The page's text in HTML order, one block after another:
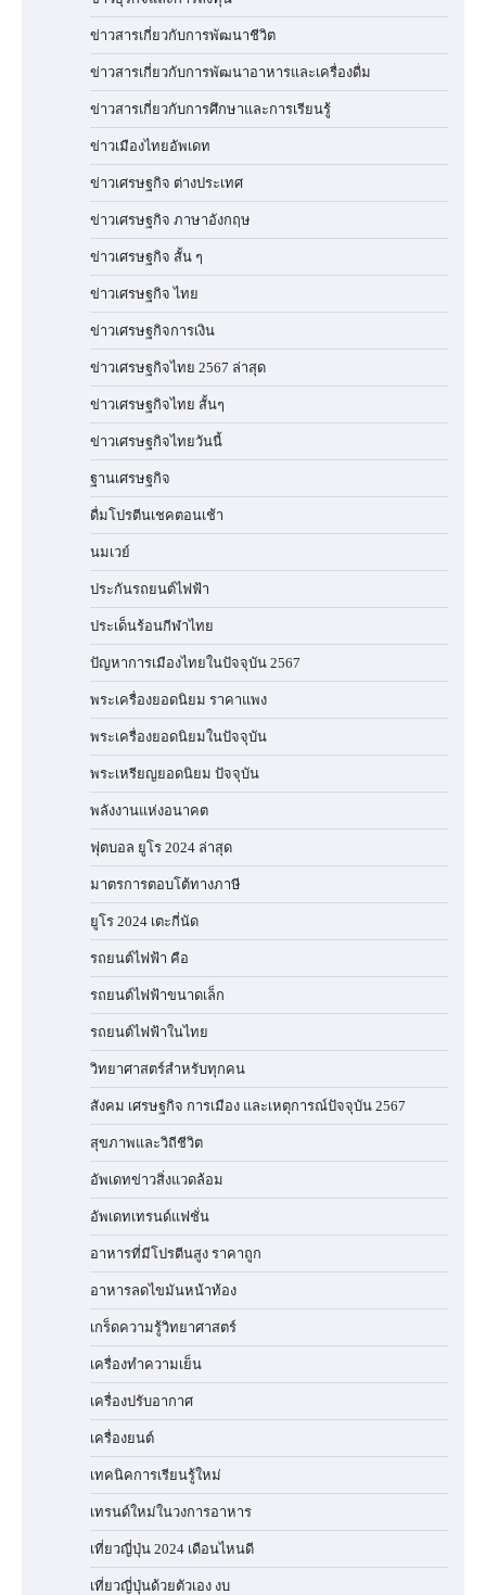
ข่าวสารเกี่ยวกับการพัฒนาชีวิต
ข่าวสารเกี่ยวกับการพัฒนาอาหารและเครื่องดื่ม
ข่าวสารเกี่ยวกับการศึกษาและการเรียนรู้
ข่าวเมืองไทยอัพเดท
ข่าวเศรษฐกิจ ต่างประเทศ
ข่าวเศรษฐกิจ ภาษาอังกฤษ
ข่าวเศรษฐกิจ สั้น ๆ
ข่าวเศรษฐกิจ ไทย
ข่าวเศรษฐกิจการเงิน
ข่าวเศรษฐกิจไทย 2567 ล่าสุด
ข่าวเศรษฐกิจไทย สั้นๆ
ข่าวเศรษฐกิจไทยวันนี้
ฐานเศรษฐกิจ
ดื่มโปรตีนเชคตอนเช้า
นมเวย์
ประกันรถยนต์ไฟฟ้า
ประเด็นร้อนกีฬาไทย
ปัญหาการเมืองไทยในปัจจุบัน 2567
พระเครื่องยอดนิยม ราคาแพง
พระเครื่องยอดนิยมในปัจจุบัน
พระเหรียญยอดนิยม ปัจจุบัน
พลังงานแห่งอนาคต
ฟุตบอล ยูโร 2024 ล่าสุด
มาตรการตอบโต้ทางภาษี
ยูโร 2024 เตะกี่นัด
รถยนต์ไฟฟ้า คือ
รถยนต์ไฟฟ้าขนาดเล็ก
รถยนต์ไฟฟ้าในไทย
วิทยาศาสตร์สำหรับทุกคน
สังคม เศรษฐกิจ การเมือง และเหตุการณ์ปัจจุบัน 2567
สุขภาพและวิถีชีวิต
อัพเดทข่าวสิ่งแวดล้อม
อัพเดทเทรนด์แฟชั่น
อาหารที่มีโปรตีนสูง ราคาถูก
อาหารลดไขมันหน้าท้อง
เกร็ดความรู้วิทยาศาสตร์
เครื่องทำความเย็น
เครื่องปรับอากาศ
เครื่องยนต์
เทคนิคการเรียนรู้ใหม่
เทรนด์ใหม่ในวงการอาหาร
เที่ยวญี่ปุ่น 2024 เดือนไหนดี
เที่ยวญี่ปุ่นด้วยตัวเอง งบ